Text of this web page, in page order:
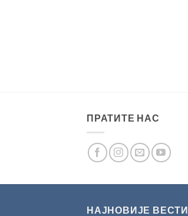
ПРАТИТЕ НАС
НАЈНОВИЈЕ ВЕСТИ